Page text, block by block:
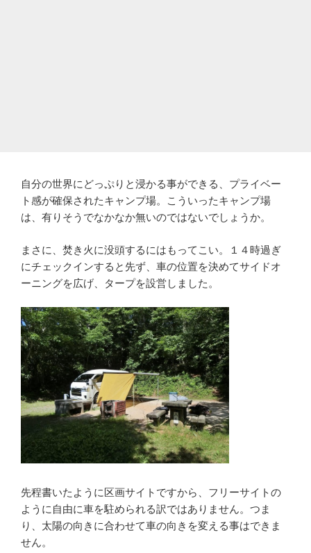
自分の世界にどっぷりと浸かる事ができる、プライベー
ト感が確保されたキャンプ場。こういったキャンプ場
は、有りそうでなかなか無いのではないでしょうか。
まさに、焚き火に没頭するにはもってこい。１４時過ぎ
にチェックインすると先ず、車の位置を決めてサイドオ
ーニングを広げ、タープを設営しました。
先程書いたように区画サイトですから、フリーサイトの
ように自由に車を駐められる訳ではありません。つま
り、太陽の向きに合わせて車の向きを変える事はできま
せん。